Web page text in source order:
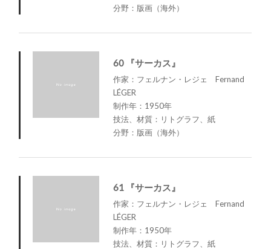
分野：版画（海外）
60 『サーカス』
作家：フェルナン・レジェ Fernand
LÉGER
制作年：1950年
技法、材質：リトグラフ、紙
分野：版画（海外）
61 『サーカス』
作家：フェルナン・レジェ Fernand
LÉGER
制作年：1950年
技法、材質：リトグラフ、紙